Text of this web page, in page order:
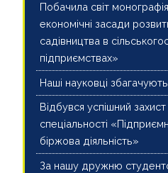
Побачила світ
економічні засади
садівництва в
підприємствах»
Наші науковці
Відбувся успішний
спеціальності
біржова діяльність»
За нашу дружню